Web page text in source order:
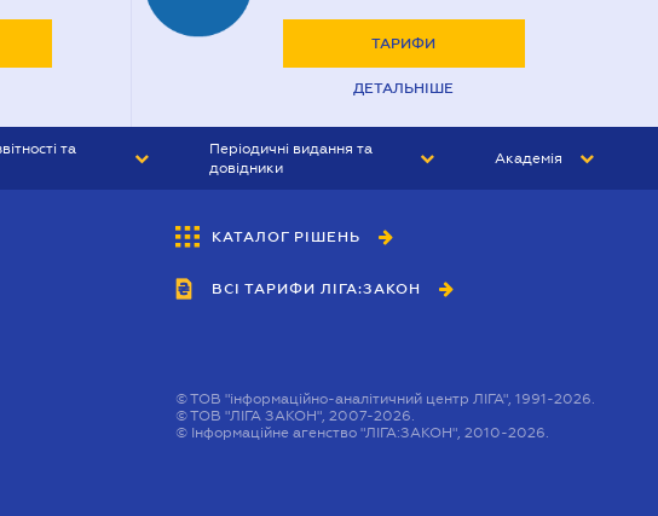
ТАРИФИ
ДЕТАЛЬНІШЕ
та
Періодичні видання та
довідники
БУХГАЛТЕР&ЗАКОН
ВІСНИК МСФЗ
Академія
КАТАЛОГ РІШЕНЬ
ВСІ ТАРИФИ ЛІГА:ЗАКОН
©ТОВ "інформаційно-аналітичний центр ЛІГА", 1991-2026.
©ТОВ "ЛІГА ЗАКОН", 2007-2026.
© Інформаційне агенство "ЛІГА:ЗАКОН", 2010-2026.